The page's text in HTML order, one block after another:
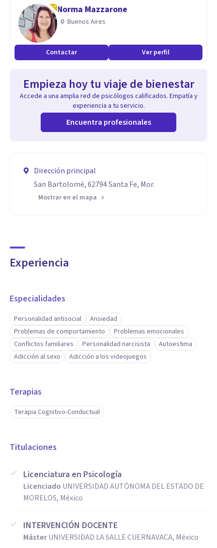
Norma Mazzarone
Buenos Aires
Contactar Ver perfil
Empieza hoy tu viaje de bienestar
Accede a una amplia red de psicólogos calificados. Empatía y
experiencia a tu servicio.
Encuentra profesionales
Dirección principal
San Bartolomé, 62794 Santa Fe, Mor.
Mostrar en el mapa
Experiencia
Especialidades
Personalidad antisocial
Ansiedad
Problemas de comportamiento
Problemas emocionales
Conflictos familiares
Personalidad narcisista
Autoestima
Adicción al sexo
Adicción a los videojuegos
Terapias
Terapia Cognitivo-Conductual
Titulaciones
Licenciatura en Psicología
Licenciado UNIVERSIDAD AUTÓNOMA DEL ESTADO DE
MORELOS, México
INTERVENCIÓN DOCENTE
MásterUNIVERSIDAD LA SALLE CUERNAVACA, México